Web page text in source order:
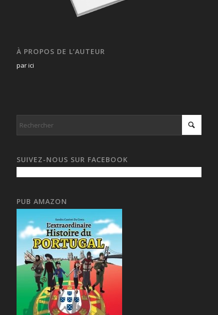
À PROPOS DE L’AUTEUR
par ici
SUIVEZ-NOUS SUR FACEBOOK
PUB AMAZON